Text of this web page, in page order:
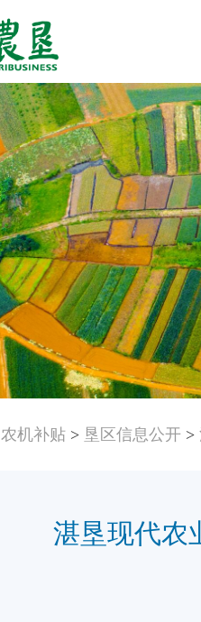
农机补贴 > 垦区信息公开 >
湛垦现代农